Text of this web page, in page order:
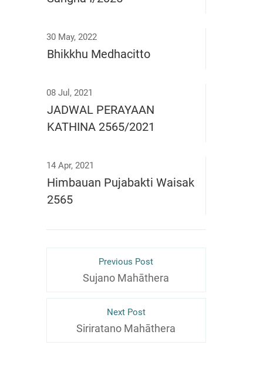
30 May, 2022
Bhikkhu Medhacitto
08 Jul, 2021
JADWAL PERAYAAN
KATHINA 2565/2021
14 Apr, 2021
Himbauan Pujabakti Waisak
2565
Previous Post
Sujano Mahāthera
Next Post
Siriratano Mahāthera